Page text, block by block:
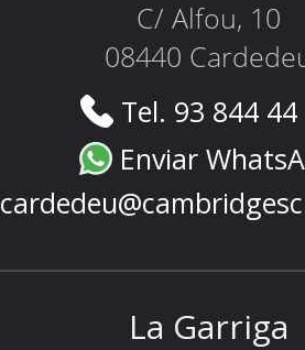
C/ Alfou, 10
08440
Tel. 93 844
Enviar
La Garriga